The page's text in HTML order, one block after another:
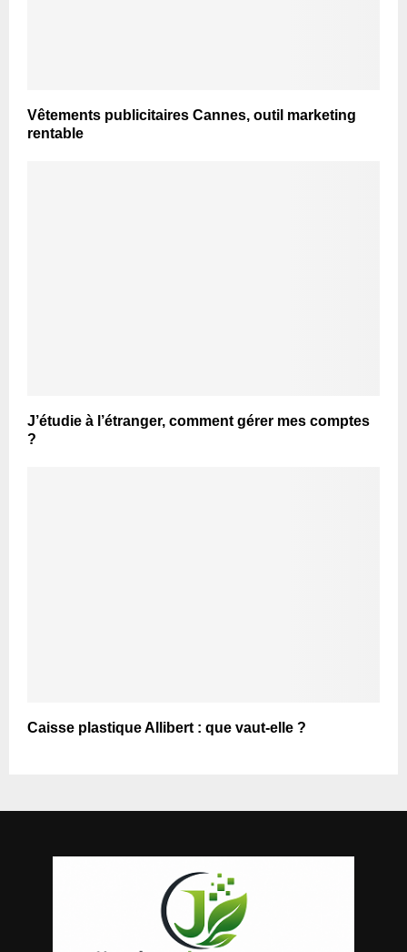
Vêtements publicitaires Cannes, outil marketing
rentable
J’étudie à l’étranger, comment gérer mes comptes
?
Caisse plastique Allibert : que vaut-elle ?